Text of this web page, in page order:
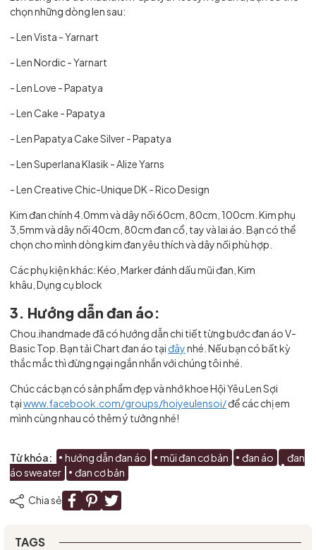
chọn những dòng len sau:
- LenVista - Yarnart
- LenNordic- Yarnart
- LenLove - Papatya
- LenCake - Papatya
- LenPapatya Cake Silver- Papatya
- LenSuperlana Klasik - Alize Yarns
- Len Creative Chic-Unique DK - Rico Design
Kim đan chính 4.0mm và dây nối 60cm, 80cm, 100cm. Kim phụ
3,5mm và dây nối 40cm, 80cm đan cổ, tay và lai áo. Bạn có thể
chọn cho mình dòng kim đan yêu thích và dây nối phù hợp.
Các phụ kiện khác:Kéo, Marker đánh dấu mũi đan, Kim
khâu, Dụng cụ block
3. Hướng dẫn đan áo:
Chou.ihandmade đã có hướng dẫn chi tiết từng bước đan áo V-
Basic Top. Bạn tải Chart đan áo tạiđâynhé. Nếu bạn có bất kỳ
thắc mắc thì đừng ngại ngắn nhắn với chúng tôi nhé.
Chúc các bạn có sản phẩm đẹp và nhớ khoe Hội Yêu Len Sợi
tạiwww.facebook.com/groups/hoiyeulensoi/để các chị em
mình cùng nhau có thêm ý tưởng nhé!
Từ khóa: hướng dẫn đan áo mũi đan cơ bản đan áo
đan
áo sweater
đan cơ bản
Chia sẻ
TAGS